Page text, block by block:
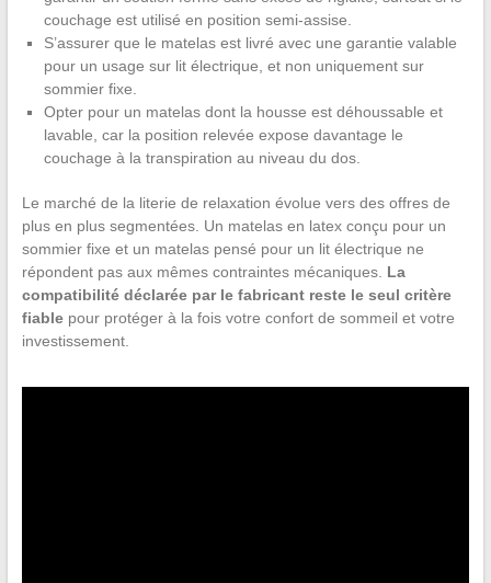
couchage est utilisé en position semi-assise.
S’assurer que le matelas est livré avec une garantie valable
pour un usage sur lit électrique, et non uniquement sur
sommier fixe.
Opter pour un matelas dont la housse est déhoussable et
lavable, car la position relevée expose davantage le
couchage à la transpiration au niveau du dos.
Le marché de la literie de relaxation évolue vers des offres de
plus en plus segmentées. Un matelas en latex conçu pour un
sommier fixe et un matelas pensé pour un lit électrique ne
répondent pas aux mêmes contraintes mécaniques. La
compatibilité déclarée par le fabricant reste le seul critère
fiablepour protéger à la fois votre confort de sommeil et votre
investissement.